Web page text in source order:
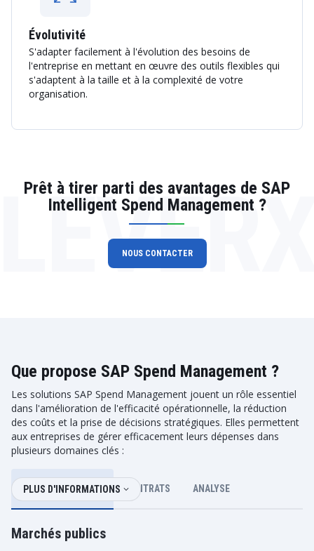
Évolutivité
S'adapter facilement à l'évolution des besoins de
l'entreprise en mettant en œuvre des outils flexibles qui
s'adaptent à la taille et à la complexité de votre
organisation.
Prêt à tirer parti des avantages de SAP
Intelligent Spend Management ?
NOUS CONTACTER
Que propose SAP Spend Management ?
Les solutions SAP Spend Management jouent un rôle essentiel
dans l'amélioration de l'efficacité opérationnelle, la réduction
des coûts et la prise de décisions stratégiques. Elles permettent
aux entreprises de gérer efficacement leurs dépenses dans
plusieurs domaines clés :
MARCHÉS PUBLICS CONTRATS ANALYSE
PLUS D'INFORMATIONS
Marchés publics